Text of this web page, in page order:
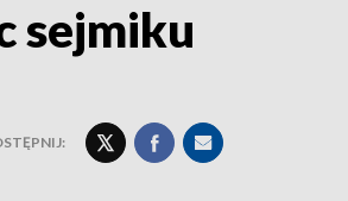
sejmiku